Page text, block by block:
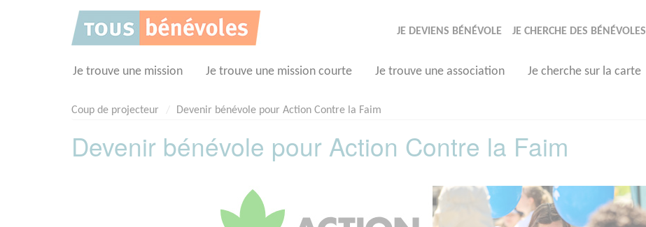
JE DEVIENS BÉNÉVOLE JE CHERCHE DES BÉNÉVOLES
Je trouve une mission Je trouve une mission courte Je trouve une association Je cherche sur la carte
Coup de projecteur Devenir bénévole pour Action Contre la Faim
Devenir bénévole pour Action Contre la Faim